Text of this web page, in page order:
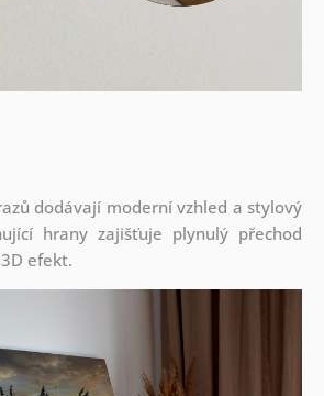
dodávají moderní vzhled a stylový
hrany zajišťuje plynulý přechod
efekt.